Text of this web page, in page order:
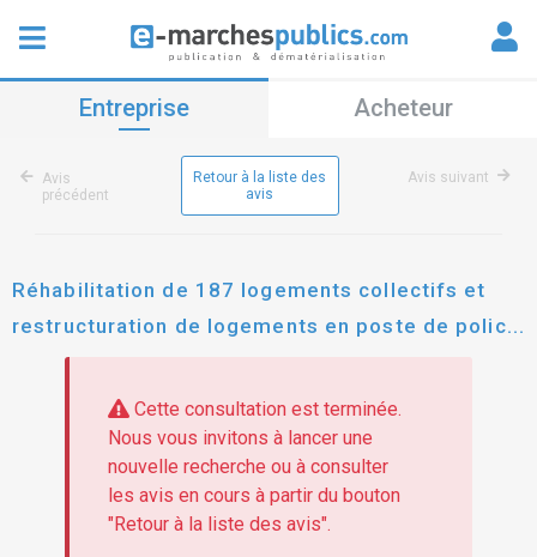
Entreprise Acheteur
Avis
précédent
Retour à la liste des
avis
Avis suivant
Réhabilitation de 187 logements collectifs et
restructuration de logements en poste de police
mutualisé pole nationale / pole municipale de la
résidence "le mistral" à avignon
Cette consultation est terminée.
Nous vous invitons à lancer une
nouvelle recherche ou à consulter
les avis en cours à partir du bouton
"Retour à la liste des avis".